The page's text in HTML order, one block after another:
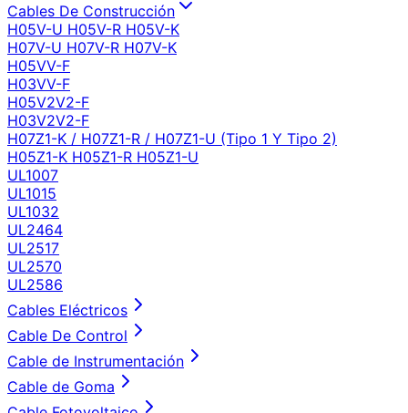
Cables De Construcción
H05V-U H05V-R H05V-K
H07V-U H07V-R H07V-K
H05VV-F
H03VV-F
H05V2V2-F
H03V2V2-F
H07Z1-K / H07Z1-R / H07Z1-U (Tipo 1 Y Tipo 2)
H05Z1-K H05Z1-R H05Z1-U
UL1007
UL1015
UL1032
UL2464
UL2517
UL2570
UL2586
Cables Eléctricos
Cable De Control
Cable de Instrumentación
Cable de Goma